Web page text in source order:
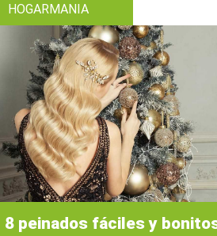
HOGARMANIA
8 peinados fáciles y